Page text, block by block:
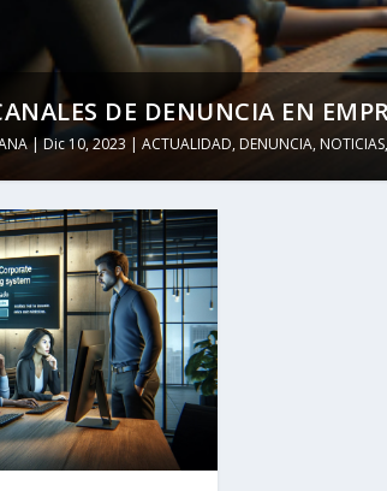
DE DENUNCIA EN
|Dic 10, 2023 |ACTUALIDAD, DENUNCIA, NOTICIAS,